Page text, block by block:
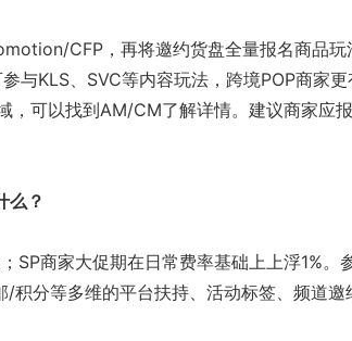
CFP，再将邀约货盘全量报名商品玩
与KLS、SVC等内容玩法，跨境POP商家更
，可以找到AM/CM了解详情。建议商家应报
么？
SP商家大促期在日常费率基础上上浮1%。
积分等多维的平台扶持、活动标签、频道邀